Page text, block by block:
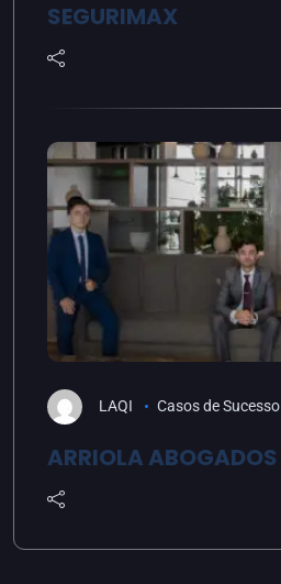
SEGURIMAX
LAQI Casos de Sucesso
ARRIOLA ABOGADOS